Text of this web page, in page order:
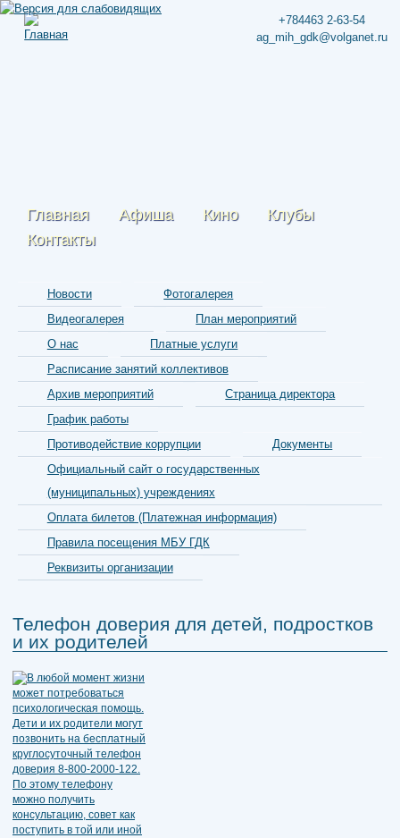
+784463 2-63-54
ag_mih_gdk@volganet.ru
Главная Афиша Кино
Клубы
Контакты
Новости
Фотогалерея
Видеогалерея
План мероприятий
О нас
Платные услуги
Расписание занятий коллективов
Архив мероприятий
Страница директора
График работы
Противодействие коррупции
Документы
Официальный сайт о государственных
(муниципальных) учреждениях
Оплата билетов (Платежная информация)
Правила посещения МБУ ГДК
Реквизиты организации
Телефон доверия для детей, подростков
и их родителей